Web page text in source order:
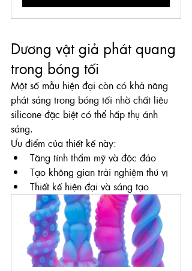
Dương vật giả phát quang
trong bóng tối
Một số mẫu hiện đại còn có khả năng
phát sáng trong bóng tối nhờ chất liệu
silicone đặc biệt có thể hấp thụ ánh
sáng.
Ưu điểm của thiết kế này:
Tăng tính thẩm mỹ và độc đáo
Tạo không gian trải nghiệm thú vị
Thiết kế hiện đại và sáng tạo